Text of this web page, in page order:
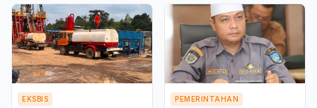
EKSBIS PEMERINTAHAN